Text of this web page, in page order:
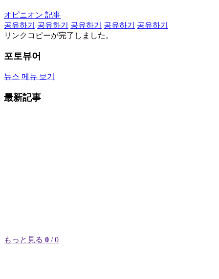
オピニオン 記事
공유하기
공유하기 공유하기 공유하기
공유하기
リンクコピーが完了しました。
포토뷰어
뉴스 메뉴 보기
最新記事
もっと見る 0 / 0